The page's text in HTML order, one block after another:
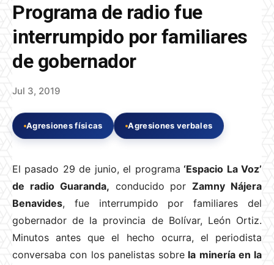
Programa de radio fue
interrumpido por familiares
de gobernador
Jul 3, 2019
Agresiones físicas Agresiones verbales
El pasado 29 de junio, el programa ‘Espacio La Voz’
de radio Guaranda, conducido porZamny Nájera
Benavides, fue interrumpido por familiares del
gobernador de la provincia de Bolívar, León Ortiz.
Minutos antes que el hecho ocurra, el periodista
conversaba con los panelistas sobre la minería en la